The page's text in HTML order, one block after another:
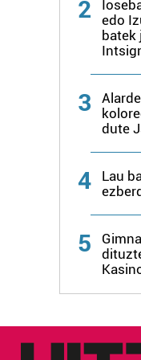
erabiltzeko baimen
2
edo
batek
3
dute
4
Lau
5